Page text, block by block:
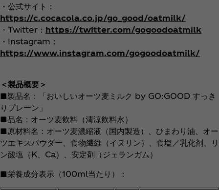
・公式サイト：
https://c.cocacola.co.jp/go_good/oatmilk/
・Twitter： https://twitter.com/gogoodoatmilk
・Instagram：
https://www.instagram.com/gogoodoatmilk/
＜製品概要＞
■製品名：「おいしいオーツ麦ミルク by GO:GOOD すっき
りプレーン」
■品名：オーツ麦飲料（清涼飲料水）
■原材料名：オーツ麦濃縮液（国内製造）、ひまわり油、オー
ツエキスパウダー、食物繊維（イヌリン）、食塩／乳化剤、リ
ン酸塩（K、Ca）、安定剤（ジェランガム）
■栄養成分表示（100ml当たり）：